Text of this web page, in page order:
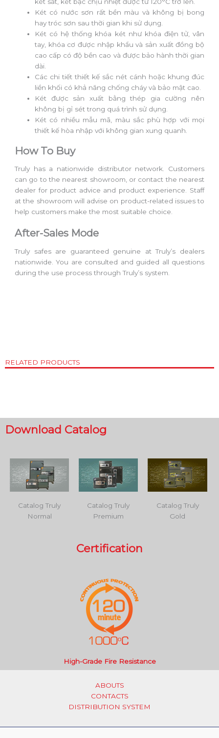
Két có nước sơn rất bền màu và không bị bong
hay tróc sơn sau thời gian khi sử dụng.
Két có hệ thống khóa két như khóa điện tử, vân
tay, khóa cơ được nhập khẩu và sản xuất đồng bộ
cao cấp có độ bền cao và được bảo hành thời gian
dài.
Các chi tiết thiết kế sắc nét cánh hoặc khung đúc
liền khối có khả năng chống cháy và bảo mật cao.
Két được sản xuất bằng thép gia cường nên
không bị gỉ sét trong quá trình sử dụng.
Két có nhiều mẫu mã, màu sắc phù hợp với mọi
thiết kế hòa nhập với không gian xung quanh.
How To Buy
Truly has a nationwide distributor network. Customers
can go to the nearest showroom, or contact the nearest
dealer for product advice and product experience. Staff
at the showroom will advise on product-related issues to
help customers make the most suitable choice.
After-Sales Mode
Truly safes are guaranteed genuine at Truly’s dealers
nationwide. You are consulted and guided all questions
during the use process through Truly’s system.
RELATED PRODUCTS
Download Catalog
Catalog Truly
Normal
Catalog Truly
Premium
Catalog Truly
Gold
Certification
High-Grade Fire Resistance
ABOUTS
CONTACTS
DISTRIBUTION SYSTEM